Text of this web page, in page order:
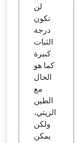
لن
تكون
درجة
الثبات
كبيرة
كما هو
الحال
مع
الطين
الزيتي،
ولكن
يمكن